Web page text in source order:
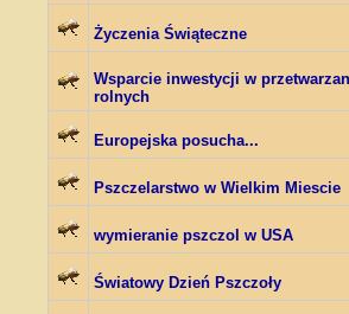
Życzenia Świąteczne
Wsparcie inwestycji w
rolnych
Europejska posucha...
Pszczelarstwo w Wielkim Miescie
wymieranie pszczol w USA
Światowy Dzień Pszczoły